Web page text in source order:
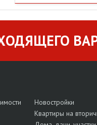
Новостройки
Квартиры на